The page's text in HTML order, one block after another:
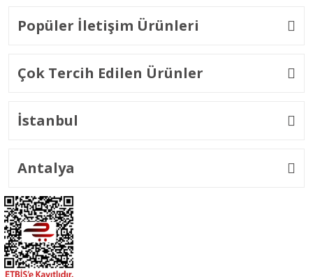
Popüler İletişim Ürünleri
Çok Tercih Edilen Ürünler
İstanbul
Antalya